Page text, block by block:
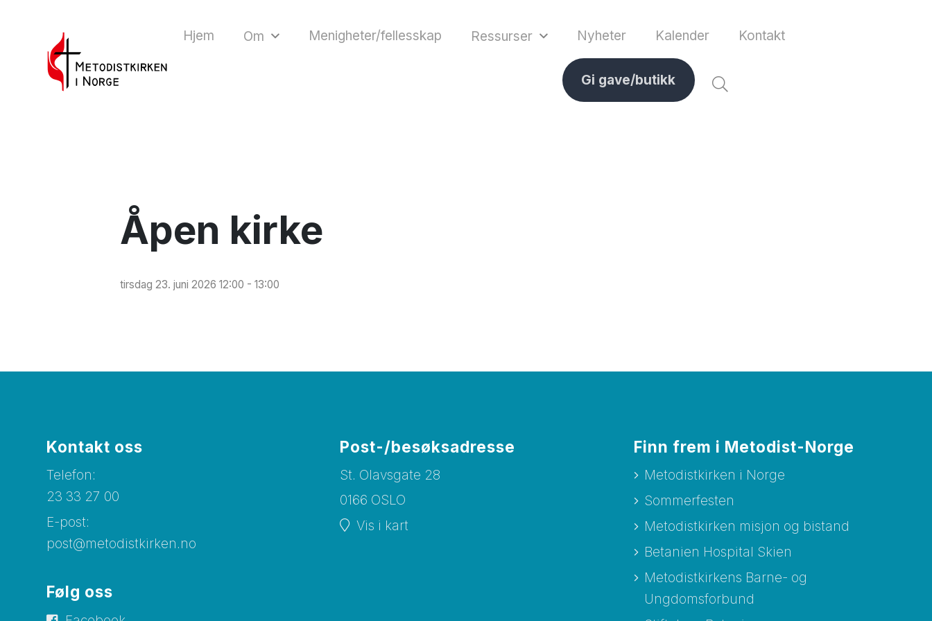
Hjem Om Menigheter/fellesskap Ressurser Nyheter Kalender Kontakt
Gi gave/butikk
Åpen kirke
tirsdag 23. juni 2026 12:00 - 13:00
Kontakt oss
Telefon:
23 33 27 00
E-post:
post@metodistkirken.no
Følg oss
Post-/besøksadresse
St. Olavsgate 28
0166 OSLO
Vis i kart
Finn frem i Metodist-Norge
Metodistkirken i Norge
Sommerfesten
Metodistkirken misjon og bistand
Betanien Hospital Skien
Metodistkirkens Barne- og
Ungdomsforbund